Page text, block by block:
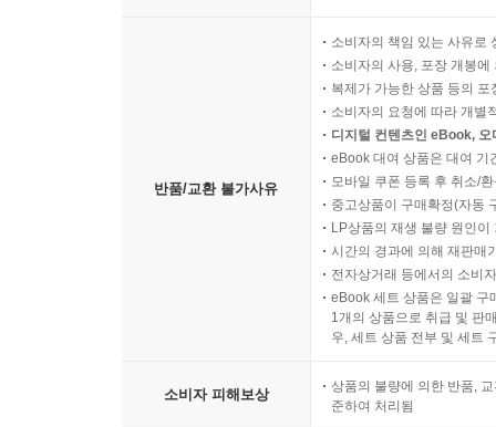
반품/교환 불가사유
소비자의 책임 있는 사유로
소비자의 사용, 포장 개봉
복제가 가능한 상품 등의
소비자의 요청에 따라 개별
디지털 컨텐츠인 eBook,
eBook 대여 상품은 대여 기
모바일 쿠폰 등록 후 취소/
중고상품이 구매확정(자동
LP상품의 재생 불량 원인
시간의 경과에 의해 재판매
전자상거래 등에서의 소비
eBook 세트 상품은 일괄 구
1개의 상품으로 취급 및 판
우, 세트 상품 전부 및 세트
소비자 피해보상
상품의 불량에 의한 반품,
준하여 처리됨